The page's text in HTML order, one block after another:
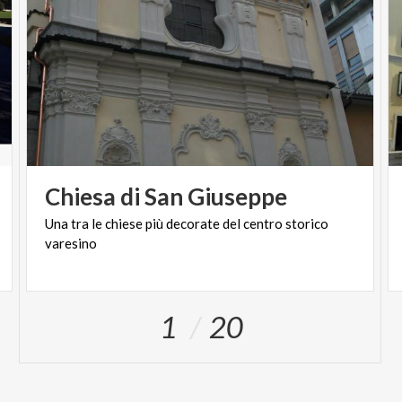
Chiesa diSan Giuseppe
Unatra lechiesepiùdecoratedelcentro storico
varesino
1 20